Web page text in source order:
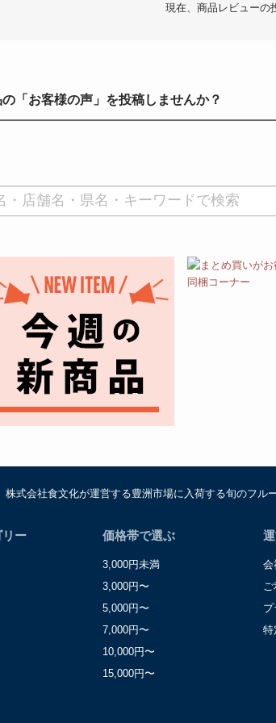
現在、商品レビューの
「お客様の声」を投稿しませんか？
株式会社食文化が運営する豊洲市場に入荷する旬のフル
ー 価格帯で選ぶ
3,000円未満
3,000円〜
5,000円〜
7,000円〜
10,000円〜
15,000円〜
会
特